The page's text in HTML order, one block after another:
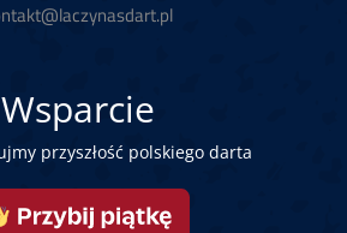
Wsparcie
przyszłość polskiego darta